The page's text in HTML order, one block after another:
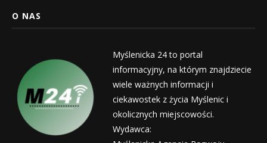
O NAS
Myślenicka 24 to portal
informacyjny, na którym znajdziecie
wiele ważnych informacji i
ciekawostek z życia Myślenic i
okolicznych miejscowości.
Wydawca: